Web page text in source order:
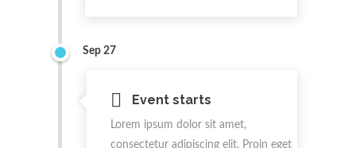
Event starts
Lorem ipsum dolor sit amet,
consectetur adipiscing elit. Proin eget
Sep 27